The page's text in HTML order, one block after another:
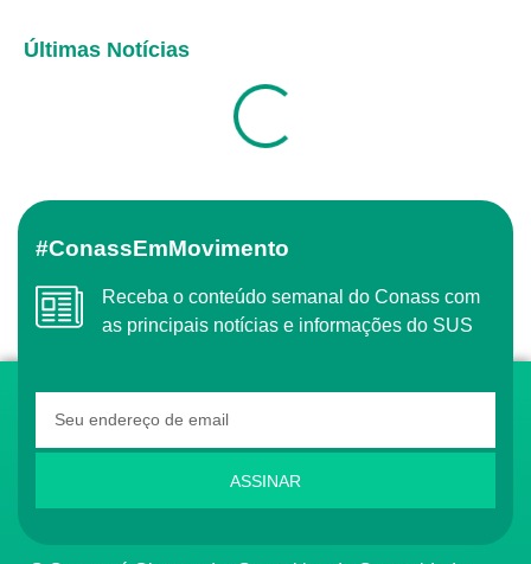
Últimas Notícias
#ConassEmMovimento
Receba o conteúdo semanal do Conass com
as principais notícias e informações do SUS
ASSINAR